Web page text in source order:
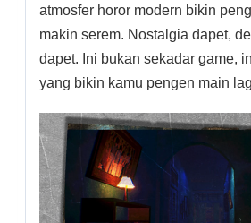
atmosfer horor modern bikin
makin serem. Nostalgia dapet,
dapet. Ini bukan sekadar game,
yang bikin kamu pengen main